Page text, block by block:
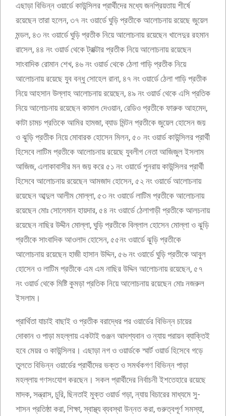
এছাড়া বিভিন্ন ওয়ার্ডে কাউন্সিলর প্রার্থীদের মধ্যে জনপ্রিয়তায় শীর্ষে
রয়েছেন তারা হলেন, ৩৭ নং ওয়ার্ডে ঘুড়ি প্রতীকে আলোচনায় রয়েছে জুয়েল
মন্ডল, ৪৩ নং ওয়ার্ডে ঘুড়ি প্রতীক নিয়ে আলোচনায় রয়েছেন খালেদুর রহমান
রাসেল, ৪৪ নং ওয়ার্ড থেকে ট্রাক্টার প্রতীক নিয়ে আলোচনায় রয়েছেন
সাংবাদিক রোমান শেখ, ৪৬ নং ওয়ার্ড থেকে ঠেলা গাড়ি প্রতীক নিয়ে
আলোচনায় রয়েছে যুব বন্ধু সোহেল রানা, ৪৭ নং ওয়ার্ডে ঠেলা গাড়ি প্রতীক
নিয়ে আহসান উল্লাহ আলোচনায় রয়েছেন, ৪৯ নং ওয়ার্ড থেকে এসি প্রতিক
নিয়ে আলোচনায় রয়েছেন কামাল দেওয়ান, রেডিও প্রতীকে ফারুক আহমেদ,
কাটা চামচ প্রতিকে আমির হামজা, ব্যাড মিন্টন প্রতীকে জুয়েল হোসেন জয়
ও ঝুড়ি প্রতীক নিয়ে মোবারক হোসেন মিলন, ৫০ নং ওয়ার্ড কাউন্সিলর প্রার্থী
হিসেবে লাটিম প্রতীকে আলোচনায় রয়েছে যুবলীগ নেতা আজিজুল ইসলাম
আজিজ, এলাকাবাসীর মন জয় করে ৫১ নং ওয়ার্ডে পুনরায় কাউন্সিলর প্রার্থী
হিসেবে আলোচনায় রয়েছেন আমজাদ হোসেন, ৫২ নং ওয়ার্ডে আলোচনায়
রয়েছেন আব্দুল আলীম মোল্লা, ৫৩ নং ওয়ার্ডে লাটিম প্রতীকে আলোচনায়
রয়েছেন মোঃ সোলেমান হায়দার, ৫৪ নং ওয়ার্ডে ঠেলাগাড়ী প্রতীকে আলচনায়
রয়েছেন নাছির উদ্দীন মোল্লা, ঘুড়ি প্রতীকে বিল্লাল হোসেন মোল্লা ও ঝুড়ি
প্রতীকে সাংবাদিক আওলাদ হোসেন, ৫৫নং ওয়ার্ডে ঝুড়ি প্রতীকে
আলোচনায় রয়েছেন হাজী হাসান উদ্দিন, ৫৬ নং ওয়ার্ডে ঘুড়ি প্রতীকে আবুল
হোসেন ও লাটিম প্রতীকে এম এম নাছির উদ্দিন আলোচনায় রয়েছেন, ৫৭
নং ওয়ার্ড থেকে মিষ্টি কুমড়া প্রতিক নিয়ে আলোচনায় রয়েছেন মোঃ নজরুল
ইসলাম।
প্রার্থিতা যাচাই বাছাই ও প্রতীক বরাদ্ধের পর ওয়ার্ডের বিভিন্ন চায়ের
দোকান ও পাড়া মহল্লায় একটাই গুঞ্জন আদশ্যবান ও ন্যায় পরায়ন ব্যাক্তিই
হবে মেয়র ও কাউন্সিলর। এছাড়া নগ ও ওয়ার্ডকে স্মার্ট ওয়ার্ড হিসেবে গড়ে
তুলতে বিভিন্ন ওয়ার্ডের প্রার্থীদের ভক্ত ও সমর্থকগণ বিভিন্ন পাড়া
মহল্লায় গণসংযোগ করছেন। সকল প্রার্থীদের নির্বাচনী ইশতেহারে রয়েছে
মাদক, সন্ত্রাস, চুরি, ছিনতাই মুক্ত ওয়ার্ড গড়া, ন্যায় বিচারের মাধ্যমে সু-
শাসন প্রতিষ্ঠা করা, শিক্ষা, স্বাস্থ্য ব্যবস্থা উন্নত করা, গুরুত্বপূর্ণ সমস্যা,